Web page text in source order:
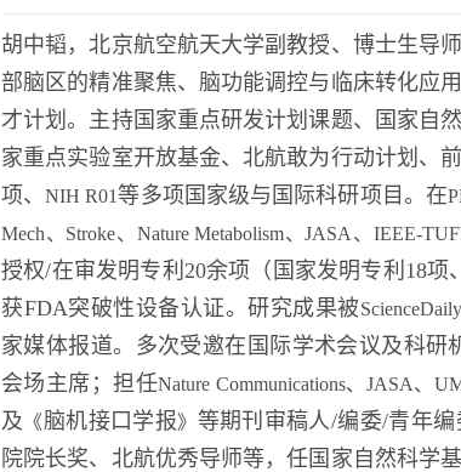
胡中韬，北京航空航天大学副教授、博士生导
部脑区的精准聚焦、脑功能调控与临床转化应
才计划。主持国家重点研发计划课题、国家自
家重点实验室开放基金、北航敢为行动计划、
项、NIH R01等多项国家级与国际科研项目。在
Mech、Stroke、 Nature Metabolism、JASA、IEEE-
授权/在审发明专利20余项（国家发明专利 18项
获FDA突破性设备认证。研究成果被
家媒体报道。多次受邀在国际学术会议及科
会场主席；担任Nature Communications、JASA、
及 《脑机接口学报》 等期刊审稿人/编委/青年编
院院长奖、 北航优秀导师等，任国家自然科学